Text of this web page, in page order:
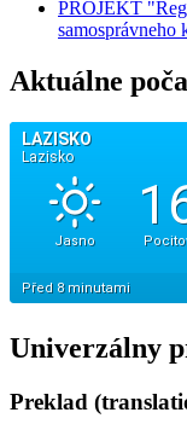
PROJEKT
samosprávneho
Aktuálne
Univerzálny
Preklad